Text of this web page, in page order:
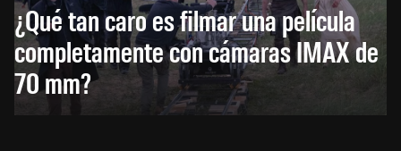
¿Qué tan caro es filmar una película
completamente con cámaras IMAX de
70 mm?